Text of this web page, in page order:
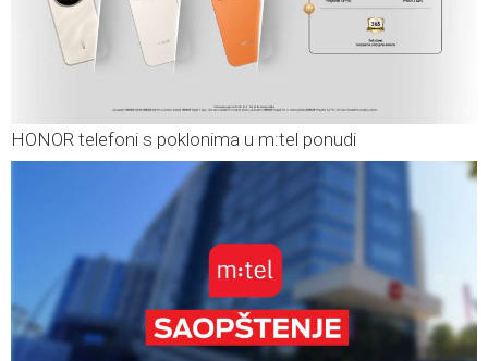
HONOR telefoni s poklonima u m:tel ponudi